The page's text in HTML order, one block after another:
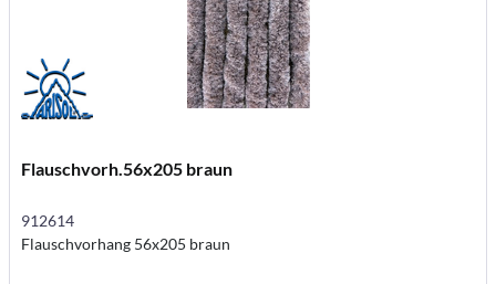
Flauschvorh.56x205 braun
912614
Flauschvorhang 56x205 braun